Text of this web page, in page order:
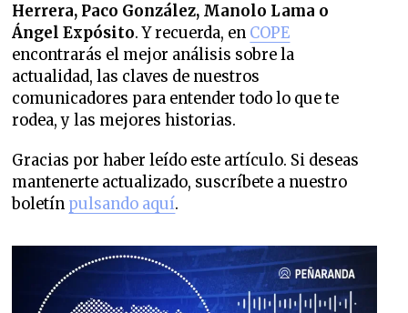
Herrera, Paco González, Manolo Lama o
Ángel Expósito. Y recuerda, en COPE
encontrarás el mejor análisis sobre la
actualidad, las claves de nuestros
comunicadores para entender todo lo que te
rodea, y las mejores historias.
Gracias por haber leído este artículo. Si deseas
mantenerte actualizado, suscríbete a nuestro
boletín pulsando aquí.